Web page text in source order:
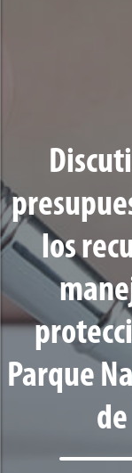
los
Parque